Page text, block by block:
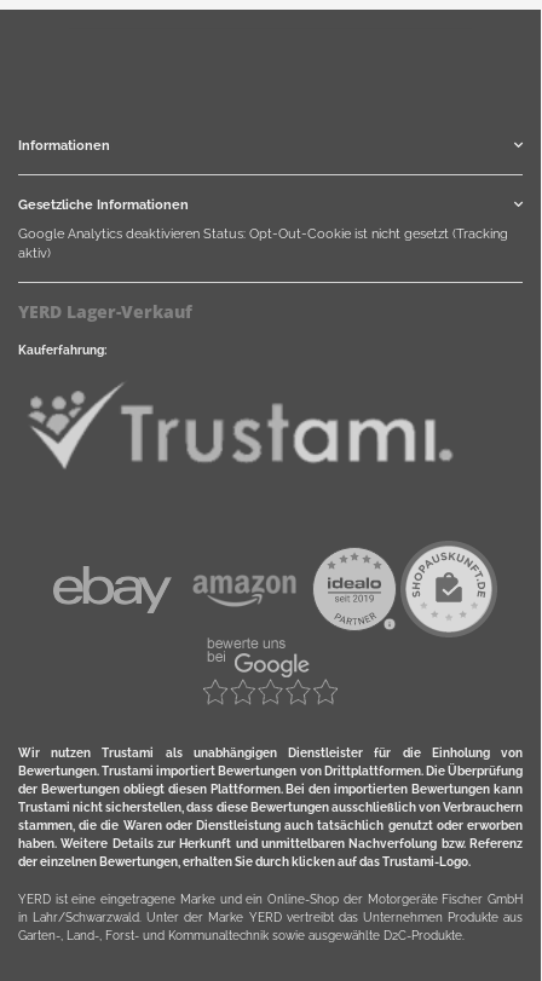
Informationen
Gesetzliche Informationen
Google Analytics deaktivieren Status: Opt-Out-Cookie ist nicht gesetzt (Tracking
aktiv)
YERD Lager-Verkauf
Kauferfahrung:
Wir nutzen Trustami als unabhängigen Dienstleister für die Einholung von
Bewertungen. Trustami importiert Bewertungen von Drittplattformen. Die Überprüfung
der Bewertungen obliegt diesen Plattformen. Bei den importierten Bewertungen kann
Trustami nicht sicherstellen, dass diese Bewertungen ausschließlich von Verbrauchern
stammen, die die Waren oder Dienstleistung auch tatsächlich genutzt oder erworben
haben. Weitere Details zur Herkunft und unmittelbaren Nachverfolung bzw. Referenz
der einzelnen Bewertungen, erhalten Sie durch klicken auf das Trustami-Logo.
YERD ist eine eingetragene Marke und ein Online-Shop der Motorgeräte Fischer GmbH
in Lahr/Schwarzwald. Unter der Marke YERD vertreibt das Unternehmen Produkte aus
Garten-, Land-, Forst- und Kommunaltechnik sowie ausgewählte D2C-Produkte.